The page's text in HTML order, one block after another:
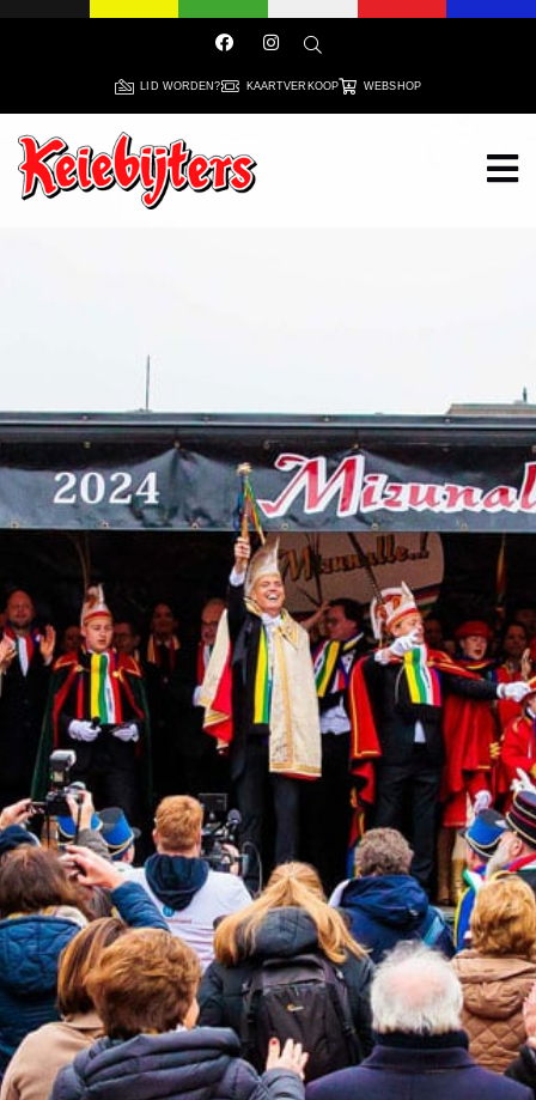
LID WORDEN? KAARTVERKOOP WEBSHOP